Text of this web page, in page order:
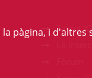
Talent
pàgina, i